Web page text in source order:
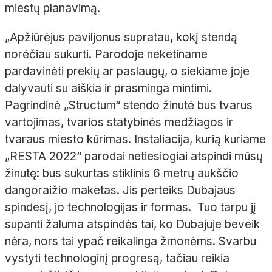
miestų planavimą.
„Apžiūrėjus paviljonus supratau, kokį stendą
norėčiau sukurti. Parodoje neketiname
pardavinėti prekių ar paslaugų, o siekiame joje
dalyvauti su aiškia ir prasminga mintimi.
Pagrindinė „Structum“ stendo žinutė bus tvarus
vartojimas, tvarios statybinės medžiagos ir
tvaraus miesto kūrimas. Instaliacija, kurią kuriame
„RESTA 2022“ parodai netiesiogiai atspindi mūsų
žinutę: bus sukurtas stiklinis 6 metrų aukščio
dangoraižio maketas. Jis perteiks Dubajaus
spindesį, jo technologijas ir formas. Tuo tarpu jį
supanti žaluma atspindės tai, ko Dubajuje beveik
nėra, nors tai ypač reikalinga žmonėms. Svarbu
vystyti technologinį progresą, tačiau reikia